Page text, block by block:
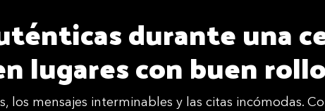
durante una
lugares con buen
los mensajes interminables y las citas incómodas.